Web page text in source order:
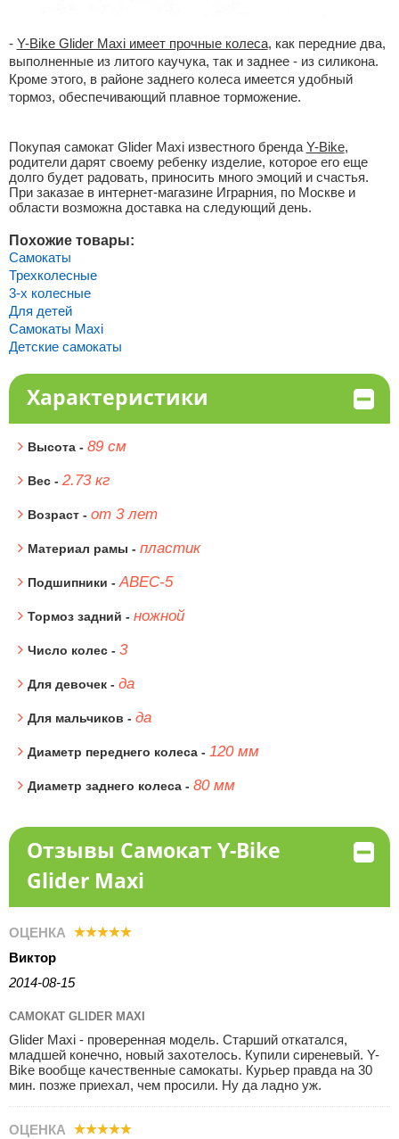
- Y-Bike Glider Maxi имеет прочные колеса, как передние два,
выполненные из литого каучука, так и заднее - из силикона.
Кроме этого, в районе заднего колеса имеется удобный
тормоз, обеспечивающий плавное торможение.
Покупая самокат Glider Maxi известного бренда Y-Bike,
родители дарят своему ребенку изделие, которое его еще
долго будет радовать, приносить много эмоций и счастья.
При заказае в интернет-магазине Играрния, по Москве и
области возможна доставка на следующий день.
Похожие товары:
Самокаты
Трехколесные
3-х колесные
Для детей
Самокаты Maxi
Детские самокаты
Характеристики
Высота - 89 см
Вес - 2.73 кг
Возраст - от 3 лет
Материал рамы - пластик
Подшипники -АВЕС-5
Тормоз задний - ножной
Число колес - 3
Для девочек - да
Для мальчиков - да
Диаметр переднего колеса - 120 мм
Диаметр заднего колеса - 80 мм
Отзывы Самокат Y-Bike
Glider Maxi
ОЦЕНКА
Виктор
2014-08-15
САМОКАТ GLIDER MAXI
Glider Maxi - проверенная модель. Старший откатался,
младшей конечно, новый захотелось. Купили сиреневый. Y-
Bike вообще качественные самокаты. Курьер правда на 30
мин. позже приехал, чем просили. Ну да ладно уж.
ОЦЕНКА